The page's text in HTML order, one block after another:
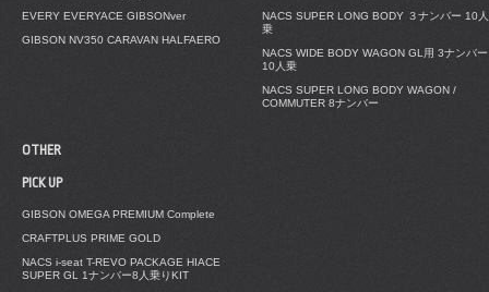
EVERY EVERYACE GIBSONver
GIBSON NV350 CARAVAN HALFAERO
NACS SUPER LONG BODY ３ナンバー 10人
乗
NACS WIDE BODY WAGON GL用 3ナンバー
10人乗
NACS SUPER LONG BODY WAGON /
COMMUTER 8ナンバー
OTHER
PICK UP
GIBSON OMEGA PREMIUM Complete
CRAFTPLUS PRIME GOLD
NACS i-seat T-REVO PACKAGE HIACE
SUPER GL 1ナンバー8人乗りKIT